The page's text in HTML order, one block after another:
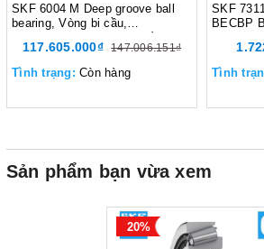
SKF 6004 M Deep groove ball
bearing, Vòng bi cầu,
d320xD480xB74 mm, Xuất sứ
EU/G7
117.605.000₫ 147.006.151₫
Tình trạng: Còn hàng
SKF
BECBP
Vòng bi
EU/G7
Tình
Sản phẩm bạn vừa xem
20%